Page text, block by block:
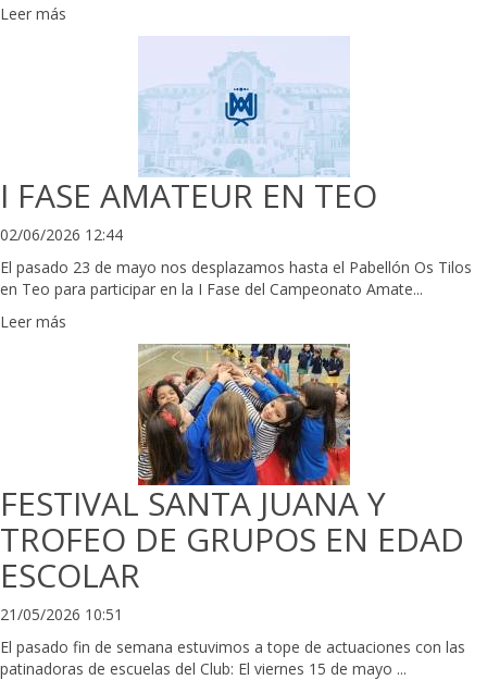
Leer más
I FASE AMATEUR EN TEO
02/06/2026 12:44
El pasado 23 de mayo nos desplazamos hasta el Pabellón Os Tilos
en Teo para participar en la I Fase del Campeonato Amate...
Leer más
FESTIVAL SANTA JUANA Y
TROFEO DE GRUPOS EN EDAD
ESCOLAR
21/05/2026 10:51
El pasado fin de semana estuvimos a tope de actuaciones con las
patinadoras de escuelas del Club: El viernes 15 de mayo ...